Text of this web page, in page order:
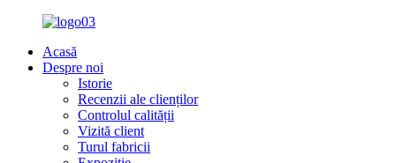
Acasă
Despre noi
Istorie
Recenzii ale clienților
Controlul calității
Vizită client
Turul fabricii